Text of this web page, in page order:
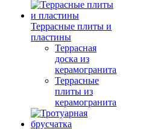
Террасные плиты и
пластины
Террасная
доска из
керамогранита
Террасные
плиты из
керамогранита